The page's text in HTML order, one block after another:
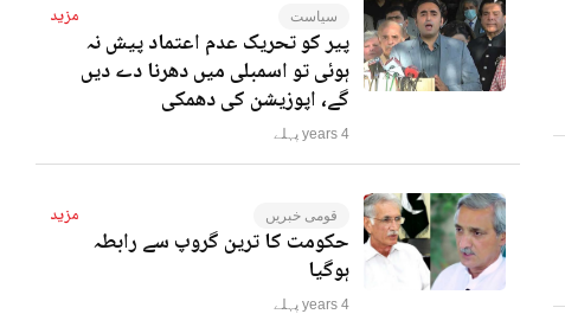
سیاست مزید
پیر کو تحریک عدم اعتماد پیش نہ
ہوئی تو اسمبلی میں دھرنا دے دیں
گے، اپوزیشن کی دھمکی
4 years پہلے
قومی خبریں مزید
حکومت کا ترین گروپ سے رابطہ
ہوگیا
4 years پہلے